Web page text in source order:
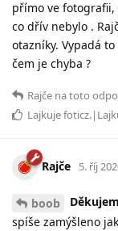
přímo ve fotografii,
co dřív nebylo .
otazníky. Vypadá to
čem je chyba ?
Rajče na toto
Lajkujefoticz
Rajče 5. říj
boob
spíše zamýšleno